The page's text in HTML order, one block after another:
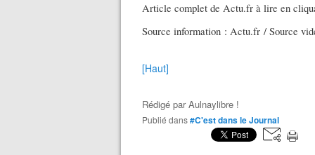
Article complet de Actu.fr à lire en
Source information : Actu.fr / Source
[Haut]
Rédigé parAulnaylibre !
Publié dans#C'est dans le Journal